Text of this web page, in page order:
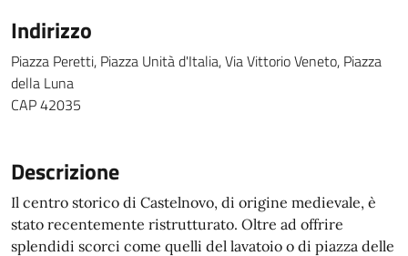
Indirizzo
Piazza Peretti, Piazza Unità d'Italia, Via Vittorio Veneto, Piazza
della Luna
CAP 42035
Descrizione
Il centro storico di Castelnovo, di origine medievale, è
stato recentemente ristrutturato. Oltre ad offrire
splendidi scorci come quelli del lavatoio o di piazza delle